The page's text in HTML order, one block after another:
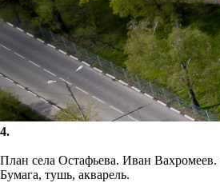
4.
План села Остафьева. Иван
Бумага, тушь, акварель.